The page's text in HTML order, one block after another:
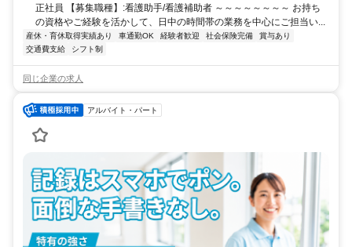
正社員 【募集職種】:看護助手/看護補助者 ～～～～～～～～ お持ち
の資格やご経験を活かして、日中の時間帯の業務を中心にご担当い...
産休・育休取得実績あり 車通勤OK 経験者歓迎 社会保険完備
賞与あり
交通費支給
シフト制
同じ企業の求人
アルバイト・パート